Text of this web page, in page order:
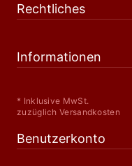
Rechtliches
Informationen
* Inklusive MwSt.
zuzüglich Versandkosten
Benutzerkonto